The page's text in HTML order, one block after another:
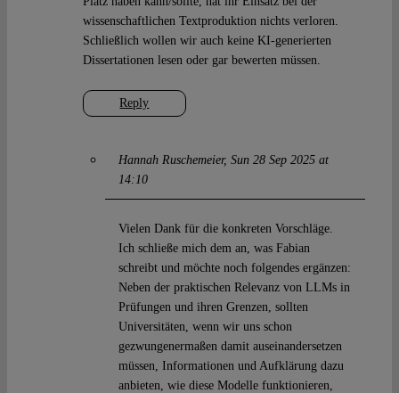
Reply
wissenschaftlichen Textproduktion nichts verloren.
Schließlich wollen wir auch keine KI-generierten
Dissertationen lesen oder gar bewerten müssen.
Hannah Ruschemeier Sun 28 Sep 2025 at
14:10
Vielen Dank für die konkreten Vorschläge.
Ich schließe mich dem an, was Fabian
schreibt und möchte noch folgendes ergänzen:
Neben der praktischen Relevanz von LLMs in
Prüfungen und ihren Grenzen, sollten
Universitäten, wenn wir uns schon
gezwungenermaßen damit auseinandersetzen
müssen, Informationen und Aufklärung dazu
anbieten, wie diese Modelle funktionieren,